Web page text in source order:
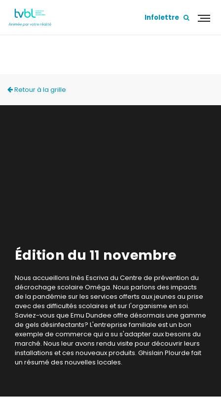
Infolettre
Retour à la grille
Édition du 11 novembre
Nous accueillons Inès Escriva du Centre de prévention du
décrochage scolaire Oméga. Nous parlons des impacts
de la pandémie sur les services offerts aux jeunes au prise
avec des difficultés scolaires et sur l'organisme en soi.
Saviez-vous que Emu Dundee offre désormais une gamme
de gels désinfectants? L'entreprise familiale est un bon
exemple de commerce qui a su s'adapter aux besoins du
marché. Nous leur avons rendu visite pour découvrir leurs
installations et ces nouveaux produits. Ghislain Plourde fait
un résumé des nouvelles locales.